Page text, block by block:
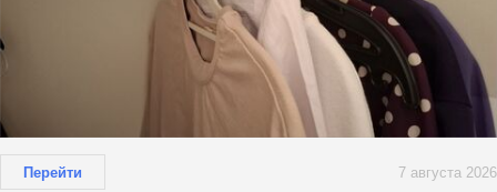
Перейти 7 августа 2026